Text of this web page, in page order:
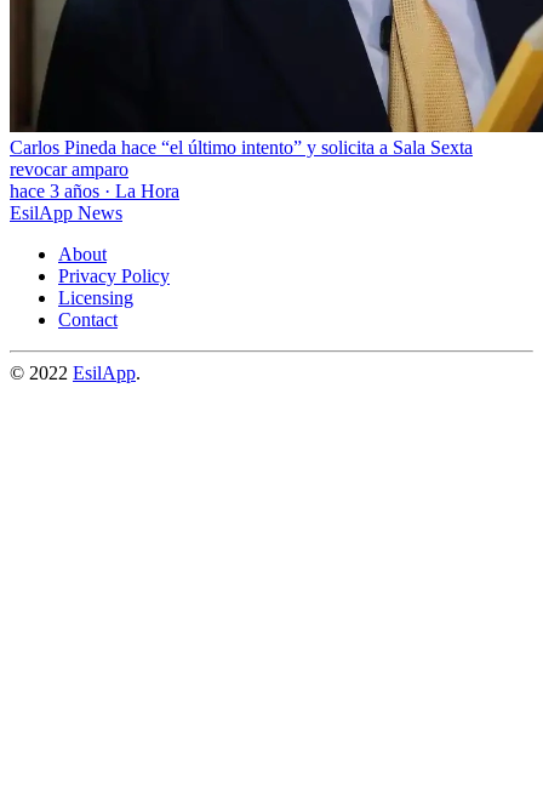
Carlos Pineda hace “el último intento” y solicita a Sala Sexta
revocar amparo
hace 3 años · La Hora
EsilApp News
About
Privacy Policy
Licensing
Contact
© 2022 EsilApp.